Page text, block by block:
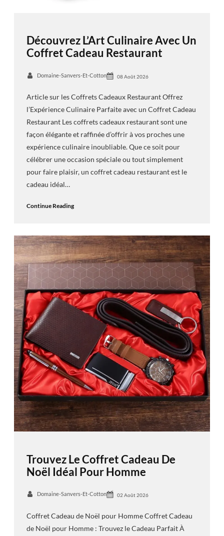
Découvrez L’Art Culinaire Avec Un
Coffret Cadeau Restaurant
Domaine-Sanvers-Et-Cotton 08 Août 2026
Article sur les Coffrets Cadeaux Restaurant Offrez
l’Expérience Culinaire Parfaite avec un Coffret Cadeau
Restaurant Les coffrets cadeaux restaurant sont une
façon élégante et raffinée d’offrir à vos proches une
expérience culinaire inoubliable. Que ce soit pour
célébrer une occasion spéciale ou tout simplement
pour faire plaisir, un coffret cadeau restaurant est le
cadeau idéal…
Continue Reading
Trouvez Le Coffret Cadeau De
Noël Idéal Pour Homme
Domaine-Sanvers-Et-Cotton 02 Août 2026
Coffret Cadeau de Noël pour Homme Coffret Cadeau
de Noël pour Homme : Trouvez le Cadeau Parfait À